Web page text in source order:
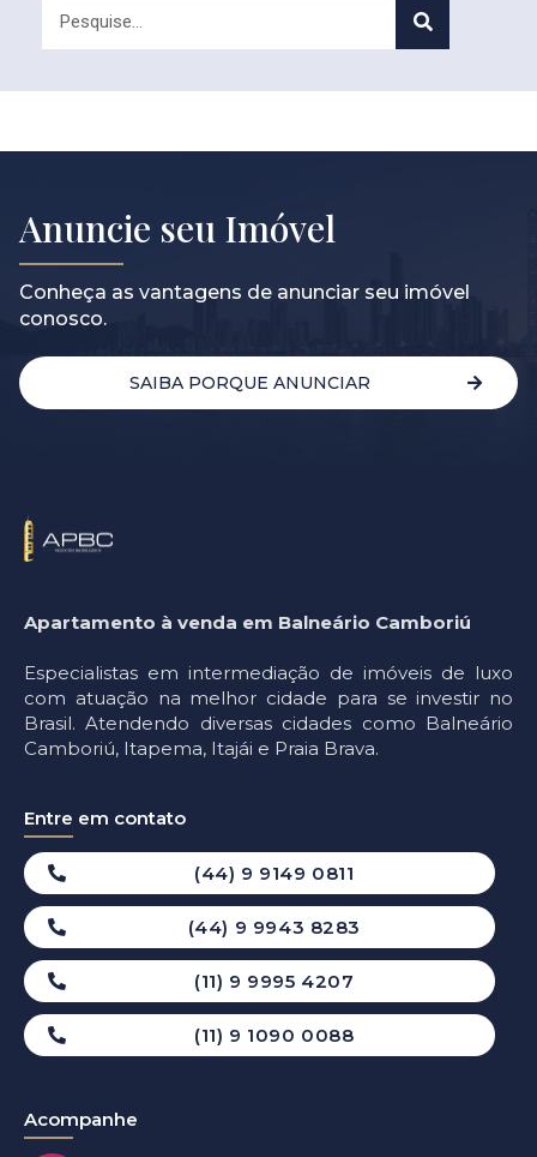
Anuncie seu Imóvel
Conheça as vantagens de anunciar seu imóvel
conosco.
SAIBA PORQUE ANUNCIAR
Apartamento à venda em Balneário Camboriú
Especialistas em intermediação de imóveis de luxo
com atuação na melhor cidade para se investir no
Brasil. Atendendo diversas cidades como Balneário
Camboriú, Itapema, Itajái e Praia Brava.
Entre em contato
(44) 9 9149 0811
(44) 9 9943 8283
(11) 9 9995 4207
(11) 9 1090 0088
Acompanhe